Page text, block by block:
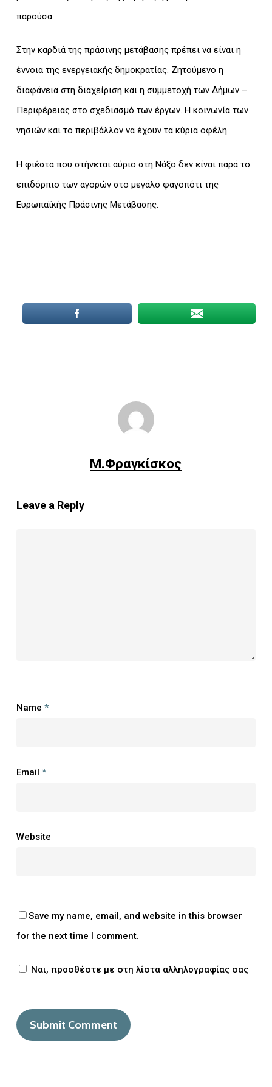
παρούσα.
Στην καρδιά της πράσινης μετάβασης πρέπει να είναι η
έννοια της ενεργειακής δημοκρατίας. Ζητούμενο η
διαφάνεια στη διαχείριση και η συμμετοχή των Δήμων –
Περιφέρειας στο σχεδιασμό των έργων. Η κοινωνία των
νησιών και το περιβάλλον να έχουν τα κύρια οφέλη.
Η φιέστα που στήνεται αύριο στη Νάξο δεν είναι παρά το
επιδόρπιο των αγορών στο μεγάλο φαγοπότι της
Ευρωπαϊκής Πράσινης Μετάβασης.
Μ.Φραγκίσκος
Leave a Reply
Name *
Email *
Website
Save my name, email, and website in this browser
for the next time I comment.
Ναι, προσθέστε με στη λίστα αλληλογραφίας σας